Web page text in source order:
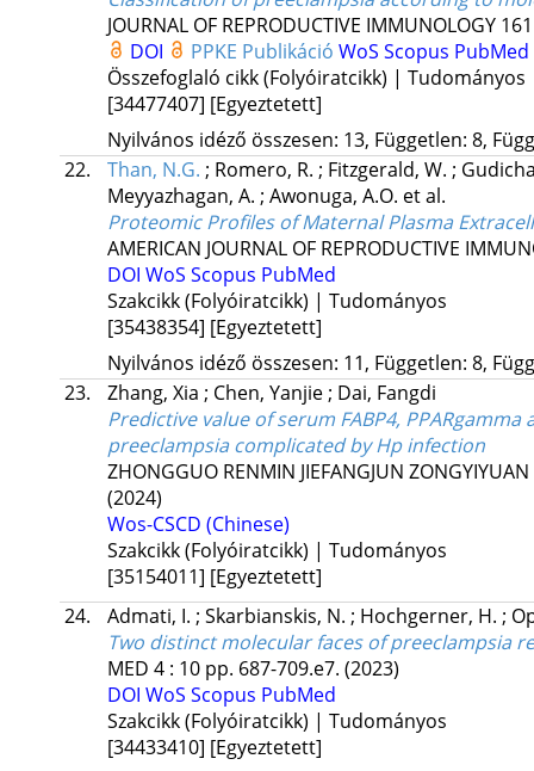
JOURNAL OF REPRODUCTIVE IMMUNOLOGY 161
DOI
PPKE Publikáció WoS Scopus PubMed
Összefoglaló cikk (Folyóiratcikk) | Tudományos
[34477407] [Egyeztetett]
Nyilvános idéző összesen: 13, Független: 8,
22.
Than, N.G. ; Romero, R. ; Fitzgerald, W. ;
Meyyazhagan, A. ; Awonuga, A.O. et al.
Proteomic Profiles of Maternal Plasma
AMERICAN JOURNAL OF REPRODUCTIVE
DOI WoS Scopus PubMed
Szakcikk (Folyóiratcikk) | Tudományos
[35438354] [Egyeztetett]
Nyilvános idéző összesen: 11, Független: 8,
23.
Zhang, Xia ; Chen, Yanjie ; Dai, Fangdi
Predictive value of serum FABP4,
preeclampsia complicated by Hp infection
ZHONGGUO RENMIN JIEFANGJUN
(2024)
Wos-CSCD (Chinese)
Szakcikk (Folyóiratcikk) | Tudományos
[35154011] [Egyeztetett]
24.
Admati, I. ; Skarbianskis, N. ; Hochgerner, H. ;
Two distinct molecular faces of preeclampsia
MED 4: 10 pp. 687-709.e7. (2023)
DOI WoS Scopus PubMed
Szakcikk (Folyóiratcikk) | Tudományos
[34433410] [Egyeztetett]